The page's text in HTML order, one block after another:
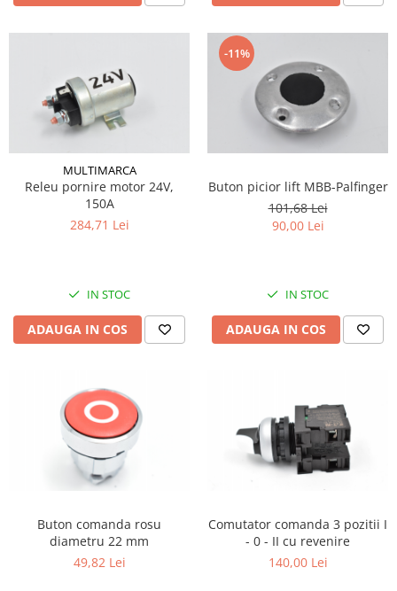
MULTIMARCA
Releu pornire motor 24V,
150A
284,71 Lei
IN STOC
ADAUGA IN COS
-11%
Buton picior lift MBB-Palfinger
101,68 Lei
90,00 Lei
IN STOC
ADAUGA IN COS
Buton comanda rosu
diametru 22 mm
49,82 Lei
Comutator comanda 3 pozitii I
- 0 - II cu revenire
140,00 Lei